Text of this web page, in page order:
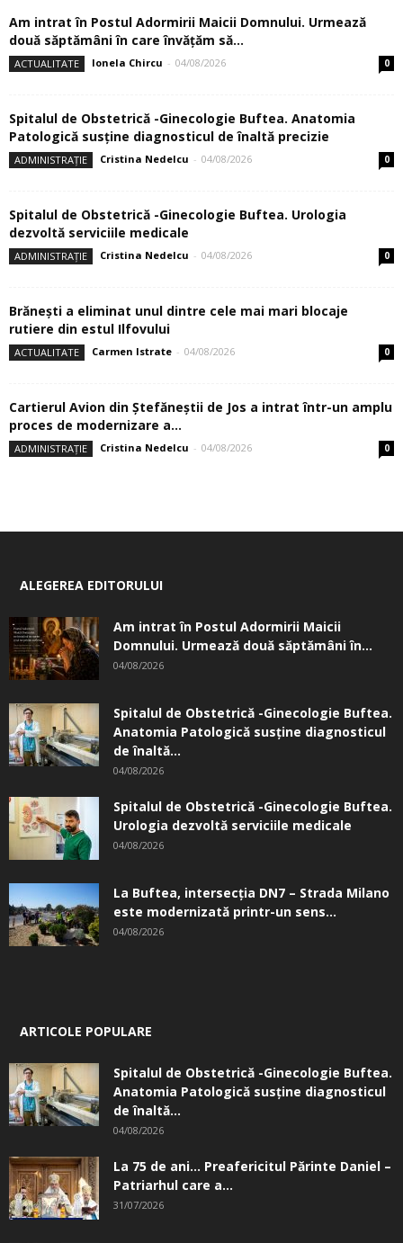
Am intrat în Postul Adormirii Maicii Domnului. Urmează
două săptămâni în care învăţăm să...
ACTUALITATE Ionela Chircu - 04/08/2026 0
Spitalul de Obstetrică -Ginecologie Buftea. Anatomia
Patologică susţine diagnosticul de înaltă precizie
ADMINISTRAȚIE Cristina Nedelcu - 04/08/2026 0
Spitalul de Obstetrică -Ginecologie Buftea. Urologia
dezvoltă serviciile medicale
ADMINISTRAȚIE Cristina Nedelcu - 04/08/2026 0
Brănești a eliminat unul dintre cele mai mari blocaje
rutiere din estul Ilfovului
ACTUALITATE Carmen Istrate - 04/08/2026 0
Cartierul Avion din Ştefăneştii de Jos a intrat într-un amplu
proces de modernizare a...
ADMINISTRAȚIE Cristina Nedelcu - 04/08/2026 0
ALEGEREA EDITORULUI
Am intrat în Postul Adormirii Maicii
Domnului. Urmează două săptămâni în...
04/08/2026
Spitalul de Obstetrică -Ginecologie Buftea.
Anatomia Patologică susţine diagnosticul
de înaltă...
04/08/2026
Spitalul de Obstetrică -Ginecologie Buftea.
Urologia dezvoltă serviciile medicale
04/08/2026
La Buftea, intersecţia DN7 – Strada Milano
este modernizată printr-un sens...
04/08/2026
ARTICOLE POPULARE
Spitalul de Obstetrică -Ginecologie Buftea.
Anatomia Patologică susţine diagnosticul
de înaltă...
04/08/2026
La 75 de ani… Preafericitul Părinte Daniel –
Patriarhul care a...
31/07/2026